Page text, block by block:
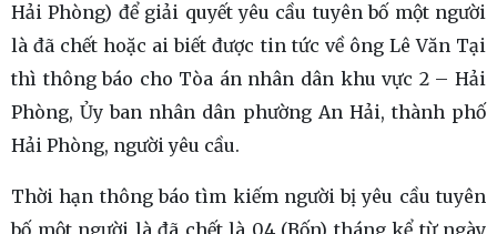
Hải Phòng) để giải quyết yêu cầu tuyên bố một người
là đã chết hoặc ai biết được tin tức về ông Lê Văn Tại
thì thông báo cho Tòa án nhân dân khu vực 2 – Hải
Phòng, Ủy ban nhân dân phường An Hải, thành phố
Hải Phòng, người yêu cầu.
Thời hạn thông báo tìm kiếm người bị yêu cầu tuyên
bố một người là đã chết là 04 (Bốn) tháng kể từ ngày